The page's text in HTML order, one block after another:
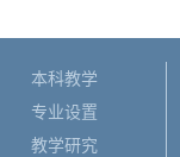
本科教学
专业设置
教学研究